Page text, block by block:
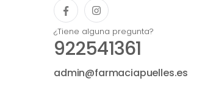
¿Tiene alguna pregunta?
922541361
admin@farmaciapuelles.es